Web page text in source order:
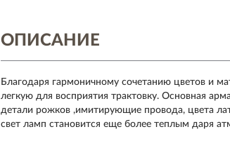
ОПИСАНИЕ
Благодаря гармоничному сочетанию цветов и
легкую для восприятия трактовку. Основная
детали рожков ,имитирующие провода, цвета
свет ламп становится еще более теплым даря